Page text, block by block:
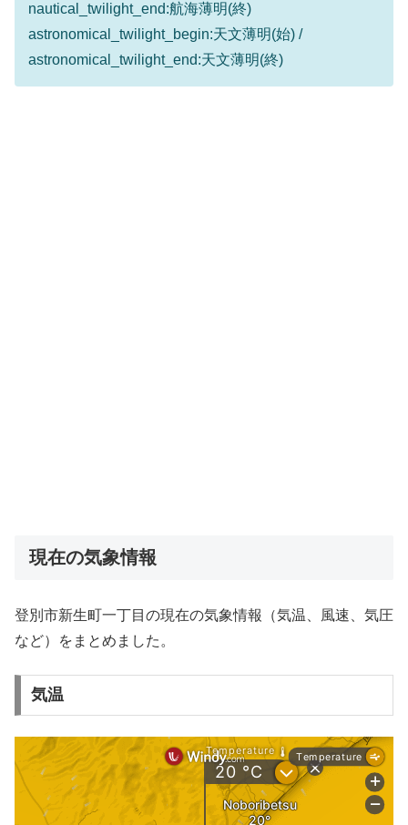
nautical_twilight_end:航海薄明(終)
astronomical_twilight_begin:天文薄明(始) /
astronomical_twilight_end:天文薄明(終)
現在の気象情報
登別市新生町一丁目の現在の気象情報（気温、風速、気圧
など）をまとめました。
気温